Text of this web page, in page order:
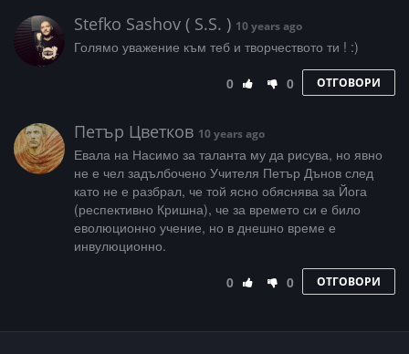
Stefko Sashov ( S.S. ) 10 years ago
Голямо уважение към теб и творчеството ти ! :)
0 0 ОТГОВОРИ
Петър Цветков 10 years ago
Евала на Насимо за таланта му да рисува, но явно
не е чел задълбочено Учителя Петър Дънов след
като не е разбрал, че той ясно обяснява за Йога
(респективно Кришна), че за времето си е било
еволюционно учение, но в днешно време е
инвулюционно.
0 0 ОТГОВОРИ